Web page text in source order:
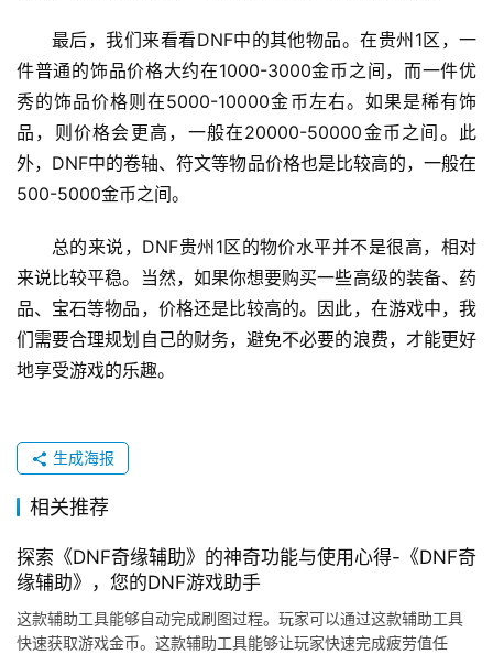
最后，我们来看看DNF中的其他物品。在贵州1区，一
件普通的饰品价格大约在1000-3000金币之间，而一件优
秀的饰品价格则在5000-10000金币左右。如果是稀有饰
品，则价格会更高，一般在20000-50000金币之间。此
外，DNF中的卷轴、符文等物品价格也是比较高的，一般在
500-5000金币之间。
总的来说，DNF贵州1区的物价水平并不是很高，相对
来说比较平稳。当然，如果你想要购买一些高级的装备、药
品、宝石等物品，价格还是比较高的。因此，在游戏中，我
们需要合理规划自己的财务，避免不必要的浪费，才能更好
地享受游戏的乐趣。
生成海报
相关推荐
探索《DNF奇缘辅助》的神奇功能与使用心得-《DNF奇
缘辅助》，您的DNF游戏助手
这款辅助工具能够自动完成刷图过程。玩家可以通过这款辅助工具
快速获取游戏金币。这款辅助工具能够让玩家快速完成疲劳值任